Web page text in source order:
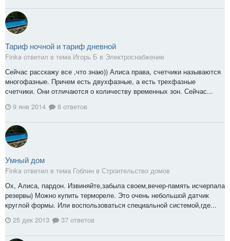
Тариф ночной и тариф дневной
Finka ответил в тема Игорь Б в Электроснабжение
Сейчас расскажу все ,что знаю)) Алиса права, счетчики называются
многофазные. Причем есть двухфазные, а есть трехфазные
счетчики. Они отличаются о количеству временных зон. Сейчас...
9 янв 2014
8 ответов
Умный дом
Finka ответил в тема Гоблин в Строительство домов
Ох, Алиса, пардон. Извиняйте,забыла своем,вечер-память исчерпала
резервы) Можно купить термореле. Это очень небольшой датчик
круглой формы. Или воспользоваться специальной системой,где...
25 дек 2013
37 ответов